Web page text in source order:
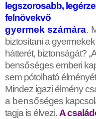
legszorosabb,
felnövekvő
gyermek számára.
biztosítani a
hátterét, biztonságát?
bensőséges emberi
sem pótolható
Mindez igazi élmény
abensőséges
tagja is élvezi.A